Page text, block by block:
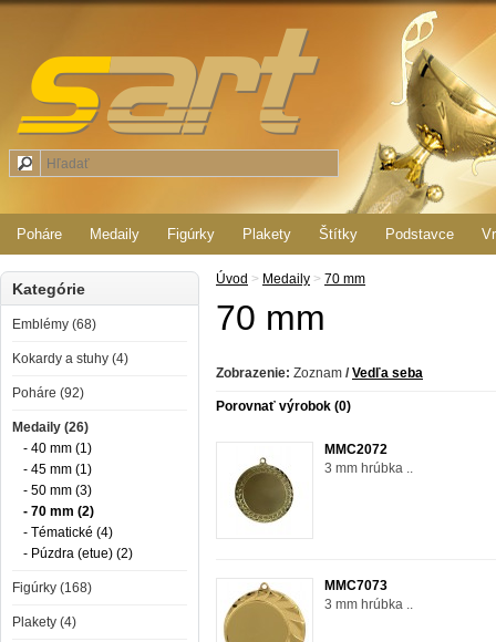
Poháre Medaily Figúrky Plakety Štítky Podstavce
Kategórie
Emblémy (68)
Kokardy a stuhy (4)
Poháre (92)
Medaily (26)
- 40 mm (1)
- 45 mm (1)
- 50 mm (3)
- 70 mm (2)
- Tématické (4)
- Púzdra (etue) (2)
Figúrky (168)
Plakety (4)
Úvod > Medaily > 70 mm
70 mm
Zobrazenie: Zoznam / Vedľa seba
Porovnať výrobok (0)
MMC2072
3 mm hrúbka ..
MMC7073
3 mm hrúbka ..